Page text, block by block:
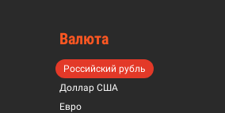
Валюта
Российский рубль
Доллар США
Евро